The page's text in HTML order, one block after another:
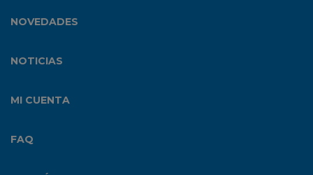
NOVEDADES
NOTICIAS
MI CUENTA
FAQ